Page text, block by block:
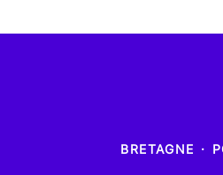
BRETAGNE ·